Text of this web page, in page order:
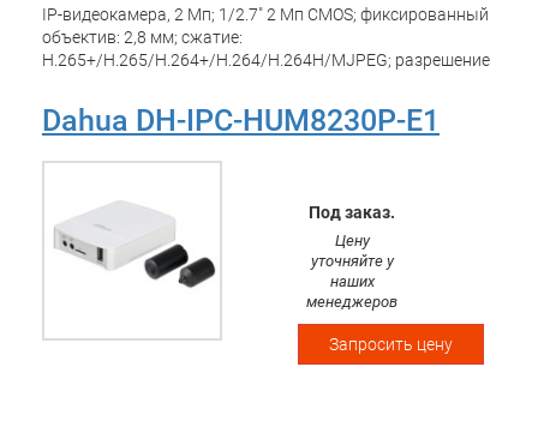
IP-видеокамера, 2 Mп; 1/2.7" 2 Mп CMOS; фиксированный
объектив: 2,8 мм; сжатие:
H.265+/H.265/H.264+/H.264/H.264H/MJPEG; разрешение
чувствительность: 0.007 лк/F2.4(цвет, 1/3 с), 0.04
лк/F2.4(цвет, 1/30 с), 0.004 лк/F2.4(ч/б, 1/3 с), 0.02
Dahua DH-IPC-HUM8230P-E1
Под заказ.
Цену
уточняйте у
наших
менеджеров
Запросить цену